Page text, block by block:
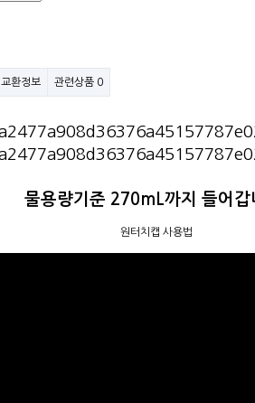
교환정보 관련상품 0
물용량기준 270mL까지 들어갑
원터치캡 사용법